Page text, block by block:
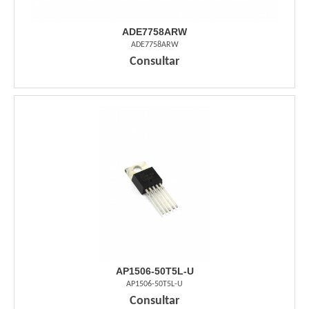
ADE7758ARW
ADE7758ARW
Consultar
AP1506-50T5L-U
AP1506-50T5L-U
Consultar